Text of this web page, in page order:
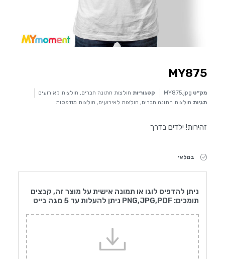
MY875
מק״ט MY875.jpg קטגוריות חולצות חתונה חברים, חולצות לאירועים
תגיות חולצות חתונה חברים, חולצות לאירועים, חולצות מודפסות
זהירות! ילדים בדרך
במלאי
ניתן להדפיס לוגו או תמונה אישית על מוצר זה, קבצים
תומכים: PNG,JPG,PDF ניתן להעלות עד 5 מגה בייט